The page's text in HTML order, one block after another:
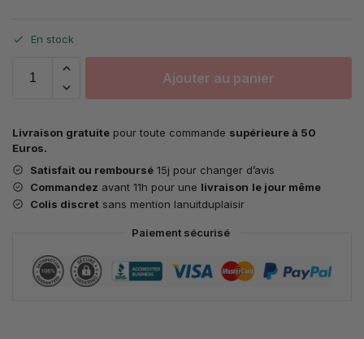
En stock
Ajouter au panier
Livraison gratuite pour toute commande supérieure à 50
Euros.
Satisfait ou remboursé 15j pour changer d’avis
Commandez avant 11h pour une livraison le jour même
Colis discret sans mention lanuitduplaisir
Paiement sécurisé